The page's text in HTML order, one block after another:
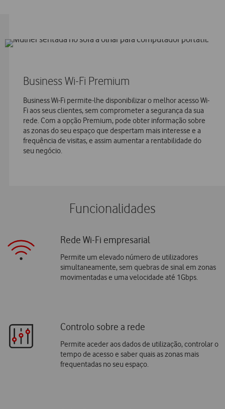
Business Wi-Fi Premium
Business Wi-Fi permite-lhe disponibilizar o melhor acesso Wi-
Fi aos seus clientes, sem comprometer a segurança da sua
rede. Com a opção Premium, pode obter informação sobre
as zonas do seu espaço que despertam mais interesse e a
frequência de visitas, e assim aumentar a rentabilidade do
seu negócio.
Funcionalidades
Rede Wi-Fi empresarial
Permite um elevado número de utilizadores
simultaneamente, sem quebras de sinal em zonas
movimentadas e uma velocidade até 1Gbps.
Controlo sobre a rede
Permite aceder aos dados de utilização, controlar o
tempo de acesso e saber quais as zonas mais
frequentadas no seu espaço.